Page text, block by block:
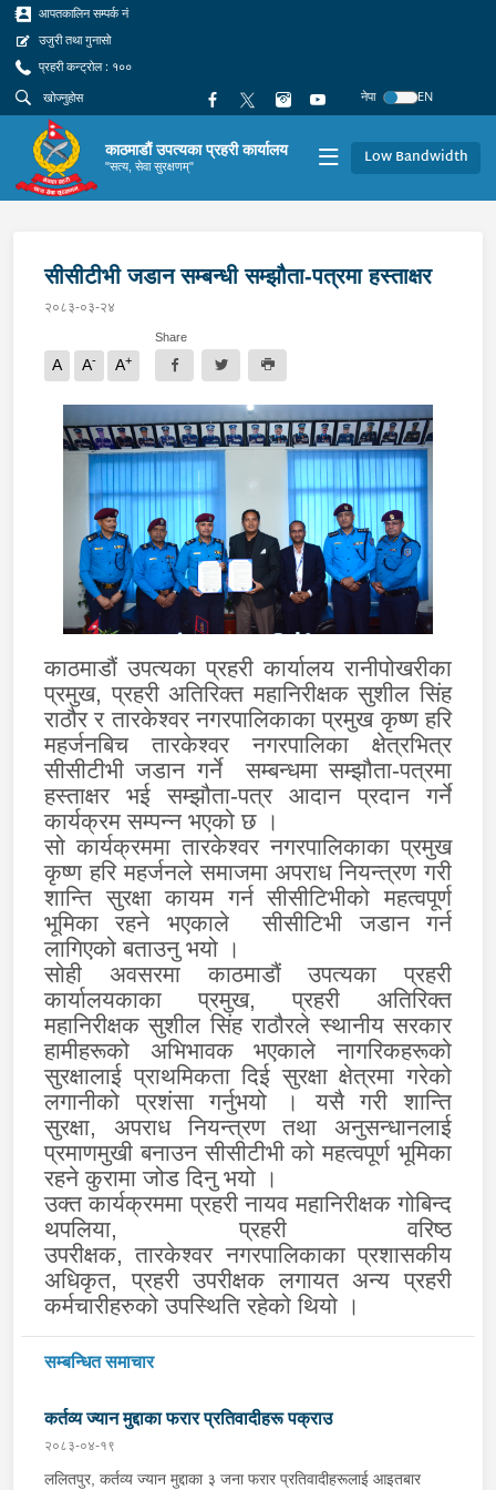
आपतकालिन सम्पर्क नं
उजुरी तथा गुनासो
प्रहरी कन्ट्रोल : १००
नेपा
EN
काठमाडौं उपत्यका प्रहरी कार्यालय
"सत्य, सेवा सुरक्षणम्" Low Bandwidth
सीसीटीभी जडान सम्बन्धी सम्झौता-पत्रमा हस्ताक्षर
२०८३-०३-२४
A A- A+
Share
काठमाडौं उपत्यका प्रहरी कार्यालय रानीपोखरीका
प्रमुख, प्रहरी अतिरिक्त महानिरीक्षक सुशील सिंह
राठौर र तारकेश्‍वर नगरपालिकाका प्रमुख कृष्ण हरि
महर्जनबिच तारकेश्‍वर नगरपालिका क्षेत्रभित्र
सीसीटीभी जडान गर्ने
सम्बन्धमा सम्झौता-पत्रमा
हस्ताक्षर भई सम्झौता-पत्र आदान प्रदान गर्ने
कार्यक्रम सम्पन्न भएको छ ।
सो कार्यक्रममा तारकेश्‍वर नगरपालिकाका प्रमुख
कृष्ण हरि महर्जनले समाजमा अपराध नियन्त्रण गरी
शान्ति सुरक्षा कायम गर्नसीसीटिभीको महत्वपूर्ण
भूमिका रहने भएकाले सीसीटिभी जडान गर्न
लागिएको बताउनु भयो ।
सोही अवसरमा काठमाडौं उपत्यका
प्रहरी
कार्यालयकाका प्रमुख, प्रहरी अतिरिक्त
महानिरीक्षक सुशील सिंह राठौरलेस्थानीय सरकार
हामीहरूको अभिभावक भएकाले नागरिकहरूको
सुरक्षालाई प्राथमिकता दिई सुरक्षा क्षेत्रमा गरेको
लगानीको प्रशंसा गर्नुभयो । यसै गरी शान्ति
सुरक्षा, अपराध नियन्त्रण तथा अनुसन्धानलाई
प्रमाणमुखी बनाउनसीसीटीभी को महत्वपूर्ण भूमिका
रहने कुरामा जोड दिनु भयो ।
उक्त कार्यक्रममा प्रहरी नायव महानिरीक्षक गोबिन्द
थपलिया, प्रहरी वरिष्ठ
उपरीक्षक,तारकेश्वरनगरपालिकाका प्रशासकीय
अधिकृत, प्रहरी उपरीक्षक लगायत अन्य प्रहरी
कर्मचारीहरुको उपस्थिति रहेको थियो ।
सम्बन्धित समाचार
कर्तव्य ज्यान मुद्दाका फरार प्रतिवादीहरू पक्राउ
२०८३-०४-१९
ललितपुर, कर्तव्य ज्यान मुद्दाका ३ जना फरार प्रतिवादीहरूलाई आइतबार